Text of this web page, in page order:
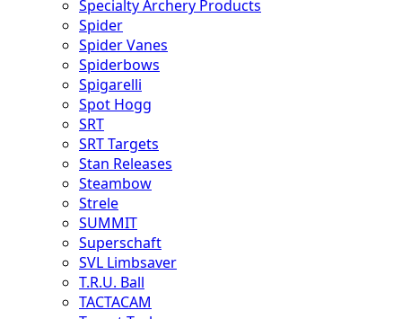
Specialty Archery Products
Spider
Spider Vanes
Spiderbows
Spigarelli
Spot Hogg
SRT
SRT Targets
Stan Releases
Steambow
Strele
SUMMIT
Superschaft
SVL Limbsaver
T.R.U. Ball
TACTACAM